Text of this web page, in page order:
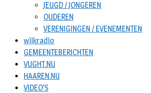
JEUGD / JONGEREN
OUDEREN
VERENIGINGEN / EVENEMENTEN
wijkradio
GEMEENTEBERICHTEN
VUGHT.NU
HAAREN.NU
VIDEO’S